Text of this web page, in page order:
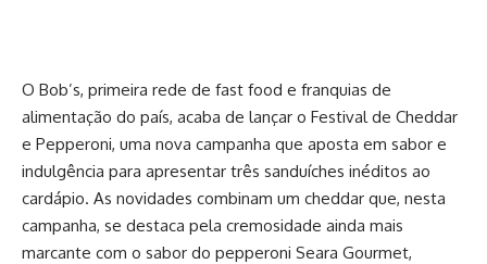
O Bob’s, primeira rede de fast food e franquias de
alimentação do país, acaba de lançar o Festival de Cheddar
e Pepperoni, uma nova campanha que aposta em sabor e
indulgência para apresentar três sanduíches inéditos ao
cardápio. As novidades combinam um cheddar que, nesta
campanha, se destaca pela cremosidade ainda mais
marcante com o sabor do pepperoni Seara Gourmet,